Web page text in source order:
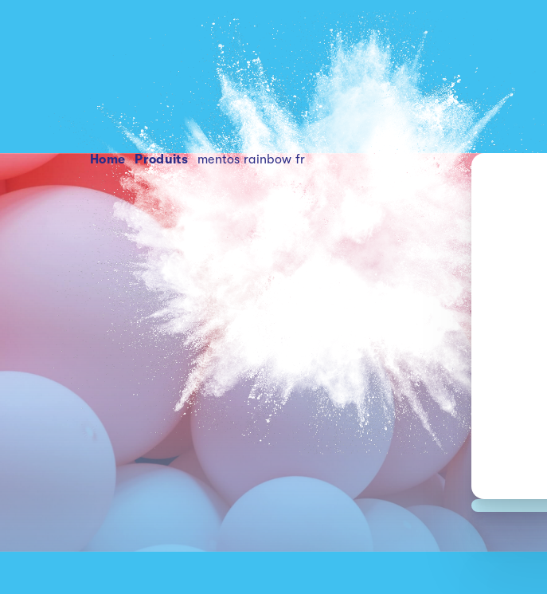
Home produits mentos rainbow fr